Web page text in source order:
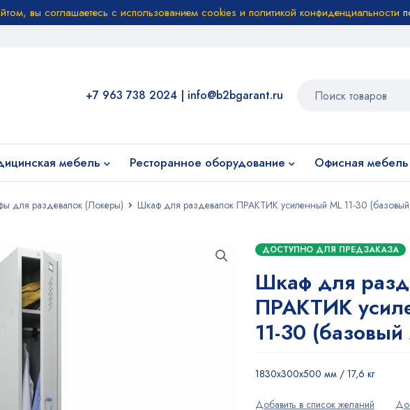
вы соглашаетесь с использованием cookies и политикой конфиденциальности
+7 963 738 2024 | info@b2bgarant.ru
мебель Ресторанное оборудование Офисная мебель
для раздевалок (Локеры) Шкаф для раздевалок ПРАКТИК усиленный ML 11-30
ДОСТУПНО ДЛЯ ПРЕДЗАКАЗА
Шкаф для
ПРАКТИК
11-30
1830x300x500 мм / 17,6 кг